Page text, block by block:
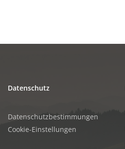
Datenschutz
Datenschutzbestimmungen
Cookie-Einstellungen